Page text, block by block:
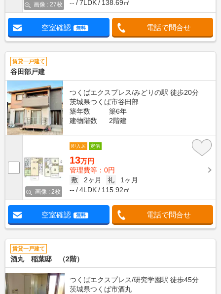
画像 : 27枚
--
7LDK 138.69㎡
空室確認 無料 電話で問合せ
賃貸一戸建て
谷田部戸建
つくばエクスプレス/みどりの駅 徒歩20分
茨城県つくば市谷田部
築年数
築6年
建物階数
2階建
画像 : 2枚
即入居 定借
13万円
管理費等：0円
敷
2ヶ月 礼
1ヶ月
--
4LDK 115.92㎡
空室確認 無料 電話で問合せ
賃貸一戸建て
酒丸 稲葉邸 （2階）
つくばエクスプレス/研究学園駅 徒歩45分
茨城県つくば市酒丸